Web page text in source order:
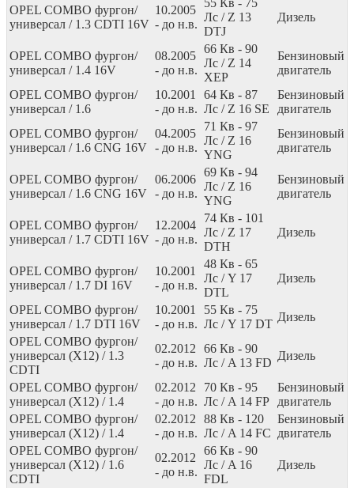
OPEL COMBO фургон/
универсал / 1.3 CDTI 16V
10.2005
- до н.в.
Лс / Z 13
DTJ
Дизель
OPEL COMBO фургон/
универсал / 1.4 16V
08.2005
- до н.в.
66 Кв - 90
Лс / Z 14
XEP
Бензиновый
двигатель
OPEL COMBO фургон/
универсал / 1.6
10.2001
- до н.в.
64 Кв - 87
Лс / Z 16 SE
Бензиновый
двигатель
OPEL COMBO фургон/
универсал / 1.6 CNG 16V
04.2005
- до н.в.
71 Кв - 97
Лс / Z 16
YNG
Бензиновый
двигатель
OPEL COMBO фургон/
универсал / 1.6 CNG 16V
06.2006
- до н.в.
69 Кв - 94
Лс / Z 16
YNG
Бензиновый
двигатель
OPEL COMBO фургон/
универсал / 1.7 CDTI 16V
12.2004
- до н.в.
74 Кв - 101
Лс / Z 17
DTH
Дизель
OPEL COMBO фургон/
универсал / 1.7 DI 16V
10.2001
- до н.в.
48 Кв - 65
Лс / Y 17
DTL
Дизель
OPEL COMBO фургон/
универсал / 1.7 DTI 16V
10.2001
- до н.в.
55 Кв - 75
Лс / Y 17 DT
Дизель
OPEL COMBO фургон/
универсал (X12) / 1.3
CDTI
02.2012
- до н.в.
66 Кв - 90
Лс / A 13 FD
Дизель
OPEL COMBO фургон/
универсал (X12) / 1.4
02.2012
- до н.в.
70 Кв - 95
Лс / A 14 FP
Бензиновый
двигатель
OPEL COMBO фургон/
универсал (X12) / 1.4
02.2012
- до н.в.
88 Кв - 120
Лс / A 14 FC
Бензиновый
двигатель
OPEL COMBO фургон/
универсал (X12) / 1.6
CDTI
02.2012
- до н.в.
66 Кв - 90
Лс / A 16
FDL
Дизель